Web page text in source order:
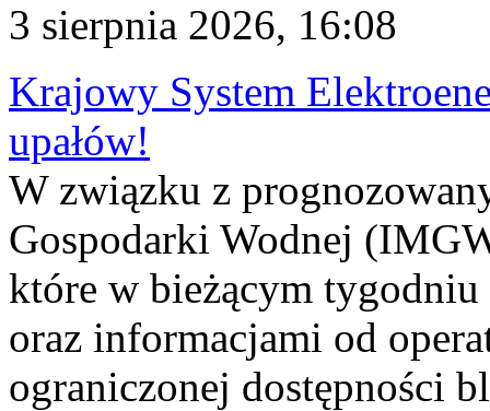
3 sierpnia 2026, 16:08
Krajowy System
upałów!
W związku z
Gospodarki Wodnej
które w bieżącym tygodniu
oraz informacjami od
ograniczonej dostępności